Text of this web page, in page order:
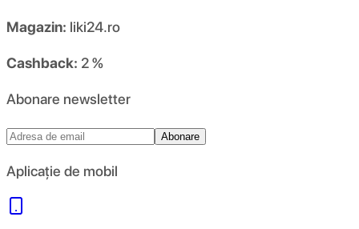
Magazin: liki24.ro
Cashback: 2 %
Abonare newsletter
Abonare
Aplicație de mobil